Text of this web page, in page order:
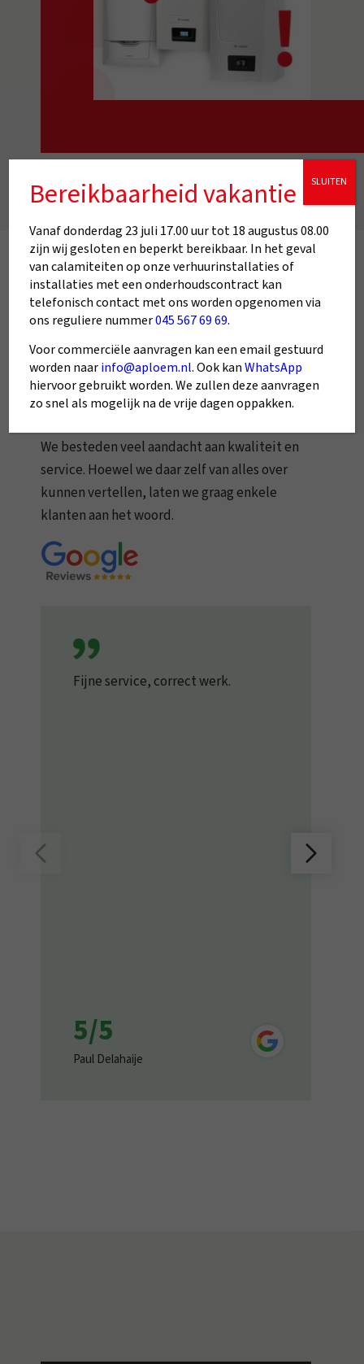
Klanten over ons
Echte ervaringen
We besteden veel aandacht aan kwaliteit en
service. Hoewel we daar zelf van alles over
kunnen vertellen, laten we graag enkele
klanten aan het woord.
Fijne service, correct werk.
5/5
Paul Delahaije
Bereikbaarheid vakantie
Vanaf donderdag 23 juli 17.00 uur tot 18 augustus 08.00
zijn wij gesloten en beperkt bereikbaar. In het geval
van calamiteiten op onze verhuurinstallaties of
installaties met een onderhoudscontract kan
telefonisch contact met ons worden opgenomen via
ons reguliere nummer045 567 69 69.
Voor commerciële aanvragen kan een email gestuurd
worden naarinfo@aploem.nl. Ook kanWhatsApp
hiervoor gebruikt worden. We zullen deze aanvragen
zo snel als mogelijk na de vrije dagen oppakken.
SLUITEN